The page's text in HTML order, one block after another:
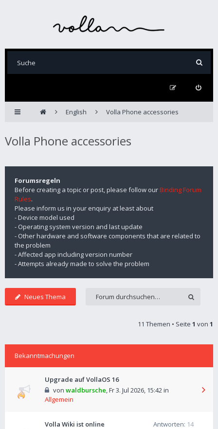
English Volla Phone accessories
Volla Phone accessories
Forumsregeln
Before creating a topic or post, please follow ourBinding Forum
Rules.
Please inform us in your enquiry at least about
- Device model used
- Operating system version and last update
- Other hardware and software components that are related to
the problem
- Affected app including version number
- Attempts already made to solve the problem
Neues Thema
11 Themen • Seite 1 von 1
Bekanntmachungen
Upgrade auf VollaOS 16
von waldbursche,Fr 3. Jul 2026, 15:42in
Allgemein
Volla Wiki ist online Antworten: 14